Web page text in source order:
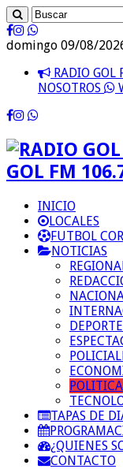
domingo 09/08/
RADIO
NOSOTROS
GOL FM
INICIO
LOCALES
FUTBOL
NOTICIAS
POLITICA
TAPAS DE
¿QUIENES
CONTACTO